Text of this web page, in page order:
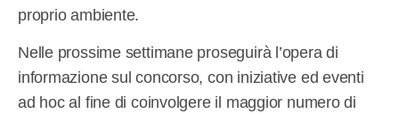
proprio ambiente.
Nelle prossime settimane proseguirà l’opera di
informazione sul concorso, con iniziative ed eventi
ad hoc al fine di coinvolgere il maggior numero di